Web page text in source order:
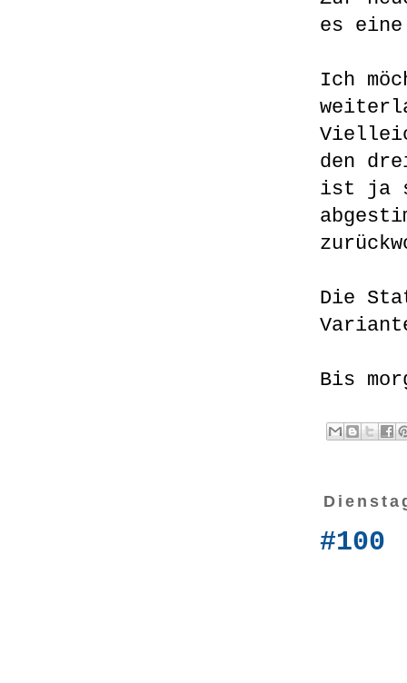
es
Ich
den
ist ja
Die
Bis
#100